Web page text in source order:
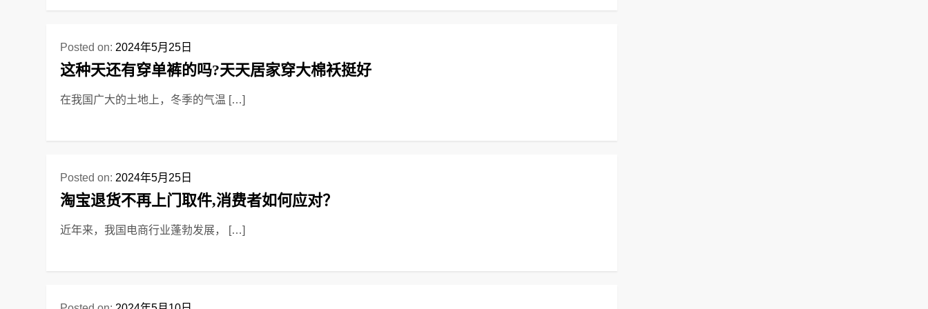
Posted on: 2024年5月25日
这种天还有穿单裤的吗?天天居家穿大棉袄挺好
在我国广大的土地上，冬季的气温 […]
Posted on: 2024年5月25日
淘宝退货不再上门取件,消费者如何应对？
近年来，我国电商行业蓬勃发展， […]